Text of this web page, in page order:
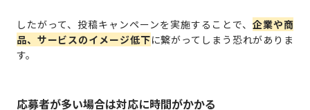
したがって、投稿キャンペーンを実施することで、企業や商
品、サービスのイメージ低下に繋がってしまう恐れがありま
す。
応募者が多い場合は対応に時間がかかる